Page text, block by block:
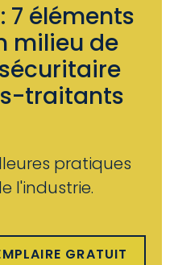
7 éléments
milieu de
traitants
pratiques
l'industrie.
GRATUIT